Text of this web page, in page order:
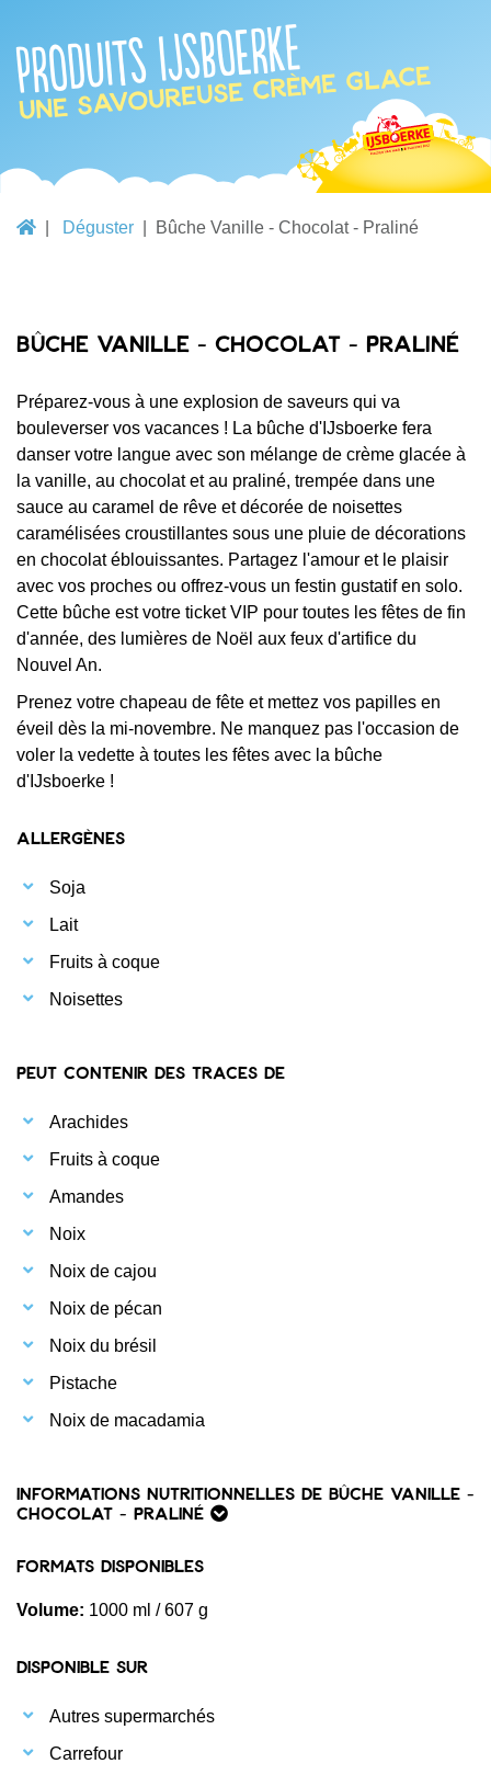
Produits IJsboerke
une savoureuse crème glace
Déguster Bûche Vanille - Chocolat - Praliné
Bûche Vanille - Chocolat - Praliné
Préparez-vous à une explosion de saveurs qui va
bouleverser vos vacances ! La bûche d'IJsboerke fera
danser votre langue avec son mélange de crème glacée à
la vanille, au chocolat et au praliné, trempée dans une
sauce au caramel de rêve et décorée de noisettes
caramélisées croustillantes sous une pluie de décorations
en chocolat éblouissantes. Partagez l'amour et le plaisir
avec vos proches ou offrez-vous un festin gustatif en solo.
Cette bûche est votre ticket VIP pour toutes les fêtes de fin
d'année, des lumières de Noël aux feux d'artifice du
Nouvel An.
Prenez votre chapeau de fête et mettez vos papilles en
éveil dès la mi-novembre. Ne manquez pas l'occasion de
voler la vedette à toutes les fêtes avec la bûche
d'IJsboerke !
Allergènes
Soja
Lait
Fruits à coque
Noisettes
Peut contenir des traces de
Arachides
Fruits à coque
Amandes
Noix
Noix de cajou
Noix de pécan
Noix du brésil
Pistache
Noix de macadamia
Informations nutritionnelles de Bûche Vanille -
Chocolat - Praliné
Formats disponibles
Volume: 1000 ml / 607 g
Disponible sur
Autres supermarchés
Carrefour